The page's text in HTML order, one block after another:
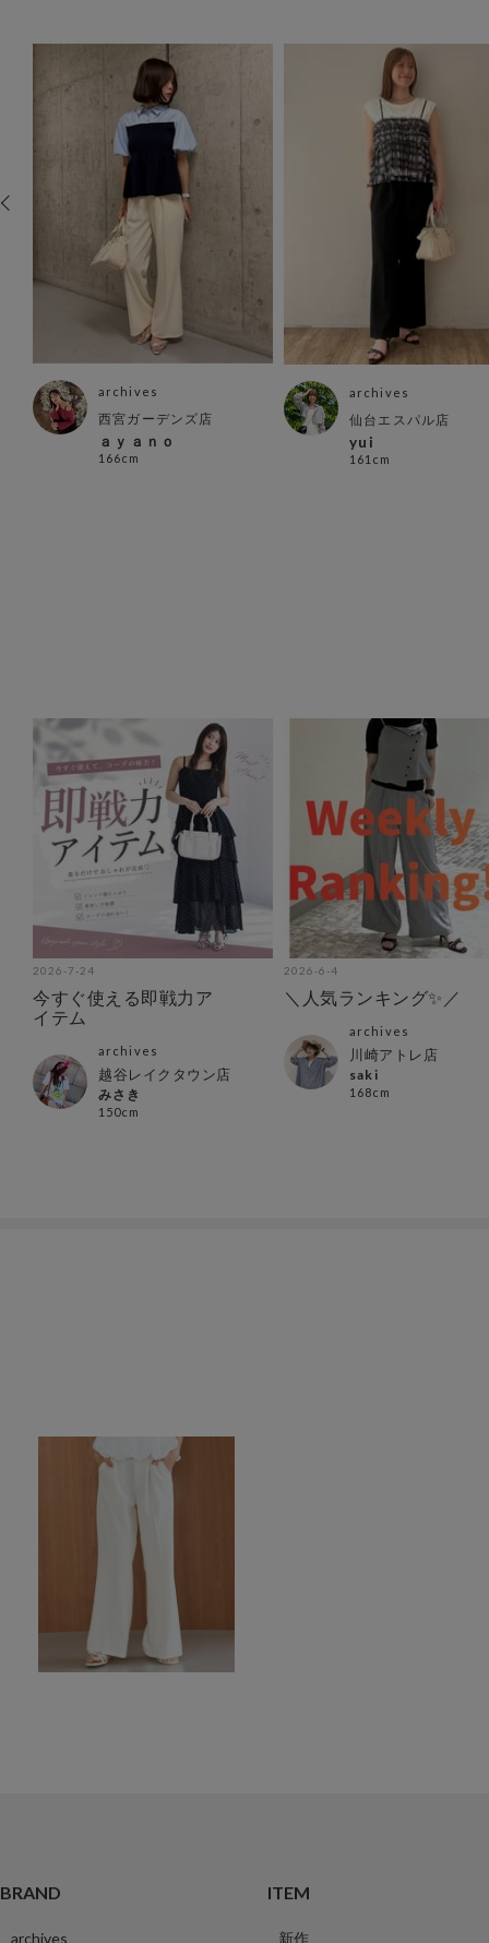
archives
西宮ガーデンズ店
ａｙａｎｏ
166cm
archives
仙台エスパル店
yui
161cm
2026-7-24
今すぐ使える即戦力ア
イテム
archives
越谷レイクタウン店
みさき
150cm
2026-6-4
＼人気ランキング✨／
archives
川崎アトレ店
saki
168cm
BRAND
archives
ITEM
新作